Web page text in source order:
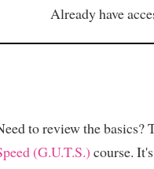
Already have
to review the basics?
(G.U.T.S.) course.